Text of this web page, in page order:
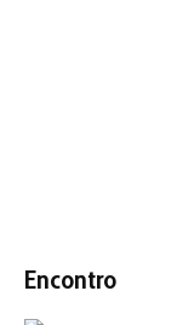
Encontro